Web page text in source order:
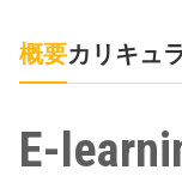
概要カリキュ
E-